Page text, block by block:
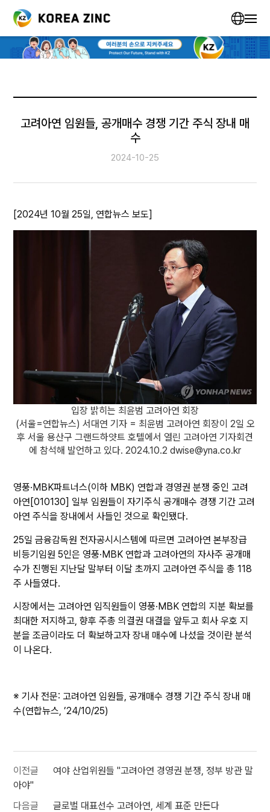
고려아연 임원들, 공개매수 경쟁 기간 주식 장내 매
수
2024-10-25
[2024년 10월 25일, 연합뉴스 보도]
입장 밝히는 최윤범 고려아연 회장
(서울=연합뉴스) 서대연 기자 = 최윤범 고려아연 회장이 2일 오
후 서울 용산구 그랜드하얏트 호텔에서 열린 고려아연 기자회견
에 참석해 발언하고 있다. 2024.10.2 dwise@yna.co.kr
영풍·MBK파트너스(이하 MBK) 연합과 경영권 분쟁 중인 고려
아연[010130] 일부 임원들이 자기주식 공개매수 경쟁 기간 고려
아연 주식을 장내에서 사들인 것으로 확인됐다.
25일 금융감독원 전자공시시스템에 따르면 고려아연 본부장급
비등기임원 5인은 영풍·MBK 연합과 고려아연의 자사주 공개매
수가 진행된 지난달 말부터 이달 초까지 고려아연 주식을 총 118
주 사들였다.
시장에서는 고려아연 임직원들이 영풍·MBK 연합의 지분 확보를
최대한 저지하고, 향후 주총 의결권 대결을 앞두고 회사 우호 지
분을 조금이라도 더 확보하고자 장내 매수에 나섰을 것이란 분석
이 나온다.
※ 기사 전문:고려아연 임원들, 공개매수 경쟁 기간 주식 장내 매
수(연합뉴스, ’24/10/25)
이전글
여야 산업위원들 "고려아연 경영권 분쟁, 정부 방관 말
아야"
다음글
글로벌 대표선수 고려아연, 세계 표준 만든다